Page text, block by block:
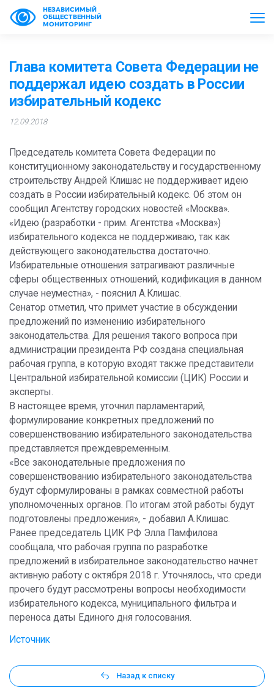
НЕЗАВИСИМЫЙ
ОБЩЕСТВЕННЫЙ
МОНИТОРИНГ
Глава комитета Совета Федерации не
поддержал идею создать в России
избирательный кодекс
12.09.2018
Председатель комитета Совета Федерации по
конституционному законодательству и государственному
строительству Андрей Клишас не поддерживает идею
создать в России избирательный кодекс. Об этом он
сообщил Агентству городских новостей «Москва».
«Идею (разработки - прим. Агентства «Москва»)
избирательного кодекса не поддерживаю, так как
действующего законодательства достаточно.
Избирательные отношения затрагивают различные
сферы общественных отношений, кодификация в данном
случае неуместна», - пояснил А.Клишас.
Сенатор отметил, что примет участие в обсуждении
предложений по изменению избирательного
законодательства. Для решения такого вопроса при
администрации президента РФ создана специальная
рабочая группа, в которую входят также представители
Центральной избирательной комиссии (ЦИК) России и
эксперты.
В настоящее время, уточнил парламентарий,
формулирование конкретных предложений по
совершенствованию избирательного законодательства
представляется преждевременным.
«Все законодательные предложения по
совершенствованию избирательного законодательства
будут сформулированы в рамках совместной работы
уполномоченных органов. По итогам этой работы будут
подготовлены предложения», - добавил А.Клишас.
Ранее председатель ЦИК РФ Элла Памфилова
сообщала, что рабочая группа по разработке
предложений в избирательное законодательство начнет
активную работу с октября 2018 г. Уточнялось, что среди
прочего будут рассмотрены вопросы необходимости
избирательного кодекса, муниципального фильтра и
переноса даты Единого дня голосования.
Источник
Назад к списку